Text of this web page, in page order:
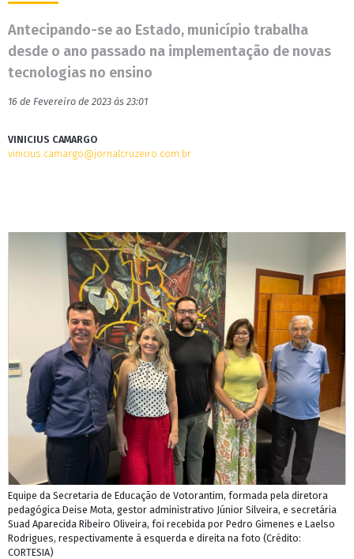
Antecipando-se ao Estado, município trabalha
desde o ano passado na implementação de novas
tecnologias no ensino
16 de Fevereiro de 2023 às 23:01
VINICIUS CAMARGO
vinicius.camargo@jornalcruzeiro.com.br
Equipe da Secretaria de Educação de Votorantim, formada pela diretora
pedagógica Deise Mota, gestor administrativo Júnior Silveira, e secretária
Suad Aparecida Ribeiro Oliveira, foi recebida por Pedro Gimenes e Laelso
Rodrigues, respectivamente à esquerda e direita na foto (Crédito:
CORTESIA)